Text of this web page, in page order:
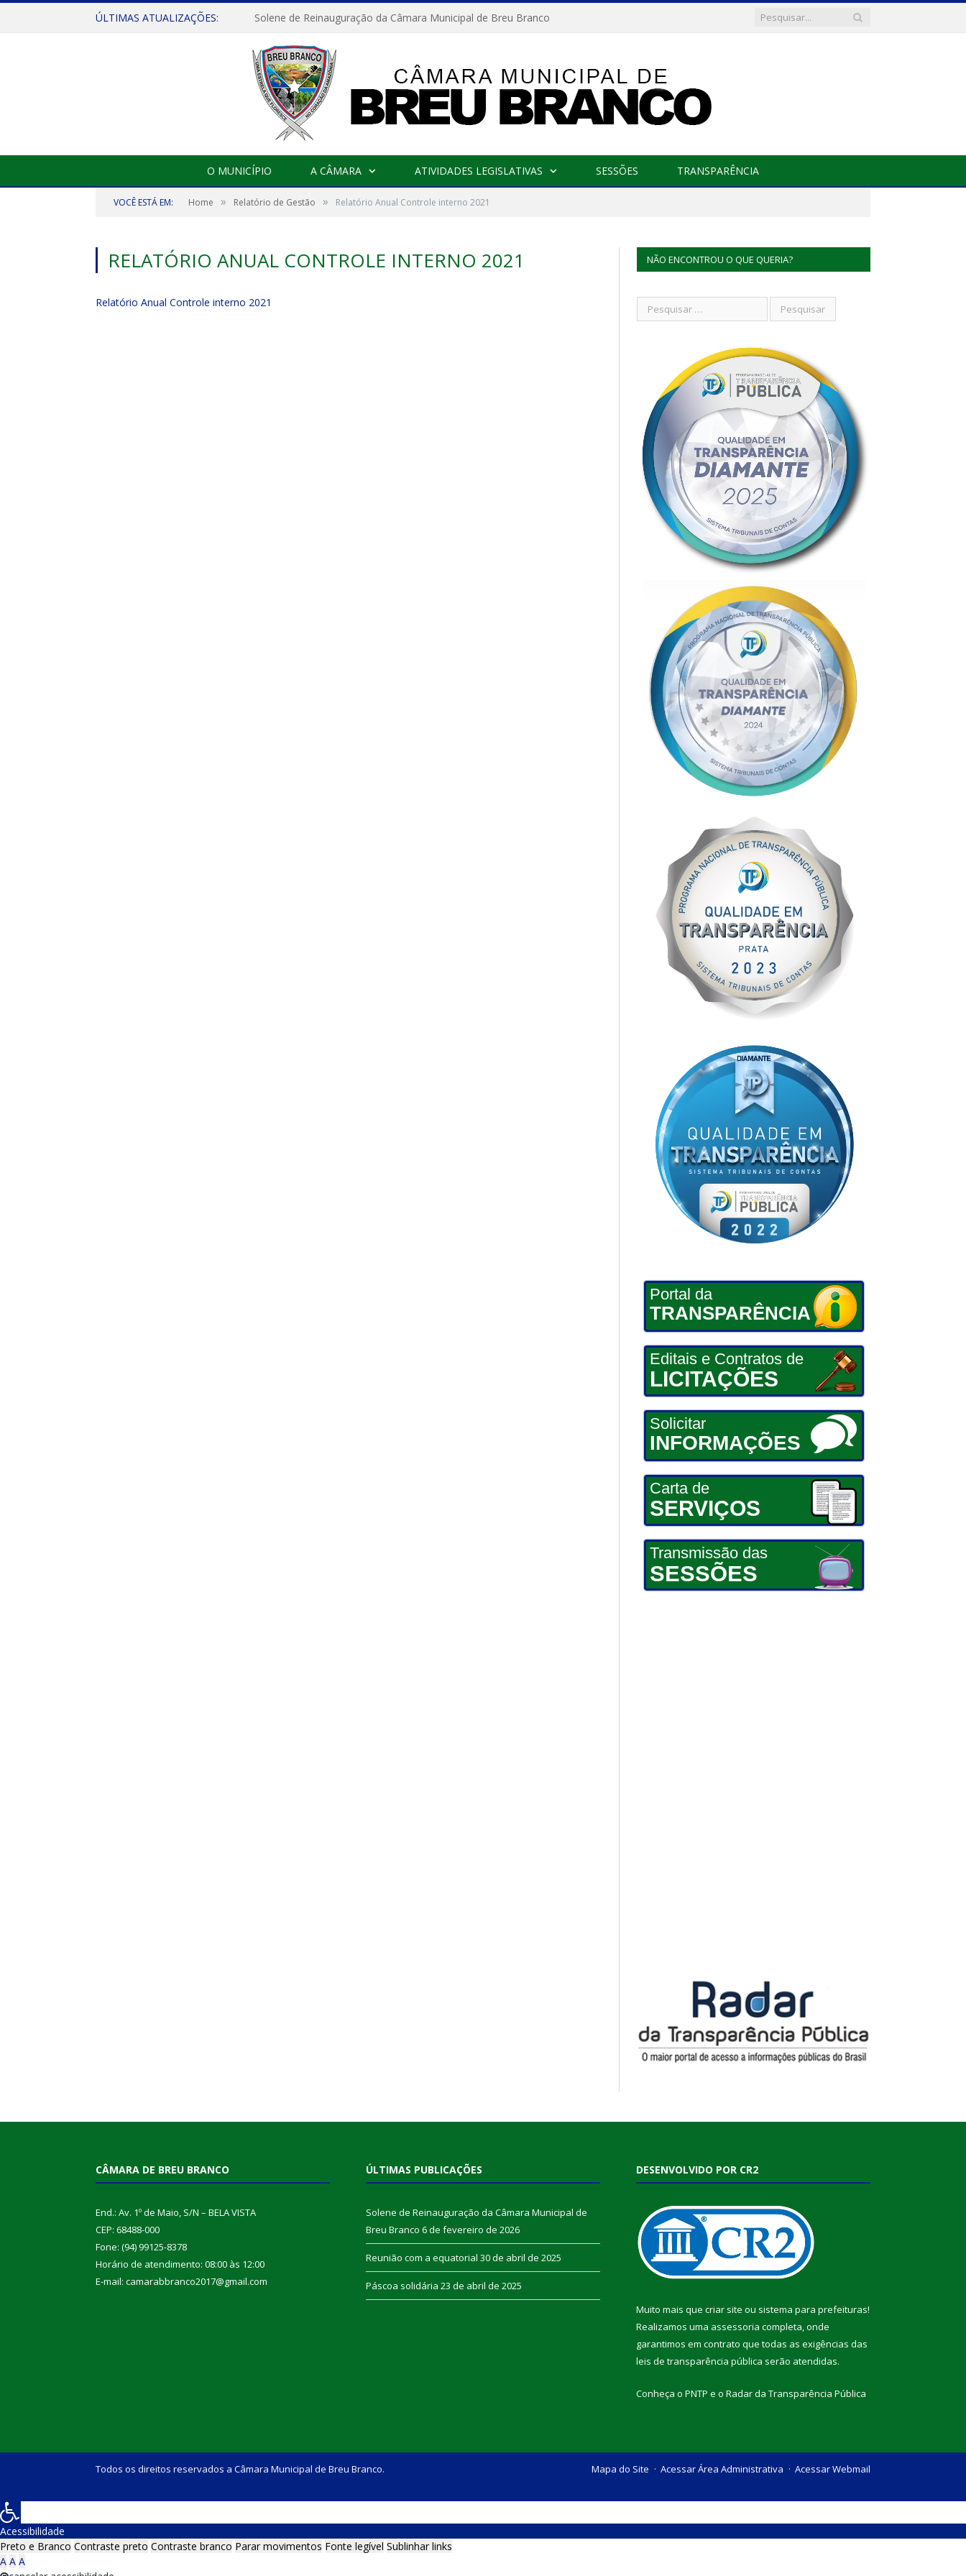
ÚLTIMAS ATUALIZAÇÕES: Solene de Reinauguração da Câmara Municipal de Breu Branco
O MUNICÍPIO A CÂMARA ATIVIDADES LEGISLATIVAS SESSÕES TRANSPARÊNCIA
VOCÊ ESTÁ EM: Home » Relatório de Gestão » Relatório Anual Controle interno 2021
RELATÓRIO ANUAL CONTROLE INTERNO 2021
Relatório Anual Controle interno 2021
NÃO ENCONTROU O QUE QUERIA?
Portal da
TRANSPARÊNCIA
Editais e Contratos de
LICITAÇÕES
Solicitar
INFORMAÇÕES
Carta de
SERVIÇOS
Transmissão das
SESSÕES
CÂMARA DE BREU BRANCO
End.: Av. 1º de Maio, S/N – BELA VISTA
CEP: 68488-000
Fone: (94) 99125-8378
Horário de atendimento: 08:00 às 12:00
E-mail: camarabbranco2017@gmail.com
ÚLTIMAS PUBLICAÇÕES
Solene de Reinauguração da Câmara Municipal de
Breu Branco 6 de fevereiro de 2026
Reunião com a equatorial 30 de abril de 2025
Páscoa solidária 23 de abril de 2025
DESENVOLVIDO POR CR2
Muito mais que criar site ou sistema para prefeituras!
Realizamos uma assessoria completa, onde
garantimos em contrato que todas as exigências das
leis de transparência pública serão atendidas.
Conheça o PNTP e o Radar da Transparência Pública
Todos os direitos reservados a Câmara Municipal de Breu Branco. Mapa do Site Acessar Área Administrativa Acessar Webmail
Acessibilidade
Preto e Branco Contraste preto Contraste branco Parar movimentos Fonte legível Sublinhar links
A A A